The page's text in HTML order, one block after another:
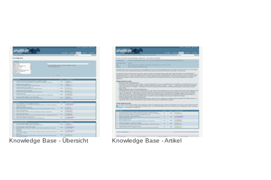
Knowledge Base - Übersicht Knowledge Base - Artikel